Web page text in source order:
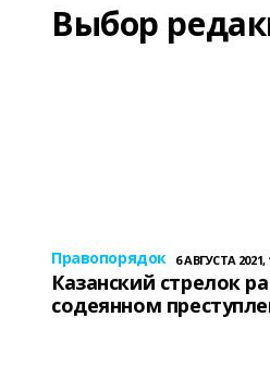
Выбор
Правопорядок 6 АВГУСТА 2021,
Казанский стрелок
содеянном